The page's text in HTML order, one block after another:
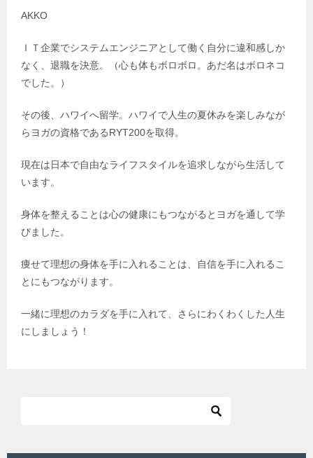
AKKO
ＩＴ企業でシステムエンジニアとして働く自分に違和感しか
なく、退職を決意。（心も体もボロボロ。あだ名はボロネコ
でした。）
その後、ハワイへ留学。ハワイで人生の夏休みを楽しみなが
らヨガの資格であるRYT200を取得。
現在は日本で自由なライフスタイルを追求しながら生活して
います。
身体を整えることは心の健康にもつながるとヨガを通して学
びました。
痩せて理想の身体を手に入れることは、自信を手に入れるこ
とにもつながります。
一緒に理想のカラダを手に入れて、さらにわくわくした人生
にしましょう！